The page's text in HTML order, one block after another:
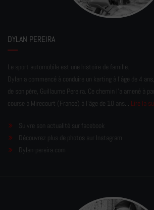
DYLAN PEREIRA
Le sport automobile est une histoire de famille.
Dylan a commencé à conduire un karting à l’âge de 4
de son père, Guillaume Pereira. Ce chemin l'a amené à
course à Mirecourt (France) à l'âge de 10 ans... Lire la
Suivre son actualité sur facebook
Découvrez plus de photos sur Instagram
Dylan-pereira.com